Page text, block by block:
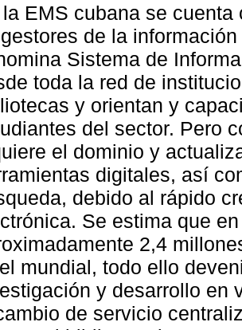
la EMS cubana se
de la
Sistema de
toda la red de
y orientan y
del sector. Pero
el dominio y
digitales, así
debido al rápido
Se estima que
2,4
mundial, todo ello
y desarrollo en
de servicio